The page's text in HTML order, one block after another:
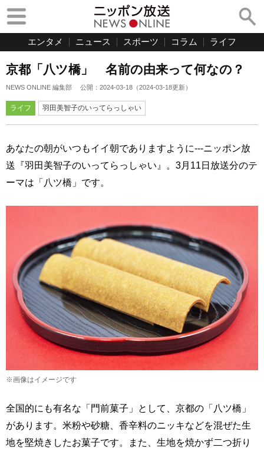
エンタメ ニュース スポーツ コラム ライフ
京都「八ツ橋」 名前の由来って何なの？
NEWS ONLINE 編集部 公開： 2024-03-18 （2024-03-18更新）
ライフ 羽田美智子のいってらっしゃい
あなたの朝がいつもイイ朝でありますように---ニッポン放
送『羽田美智子のいってらっしゃい』。3月11日放送分のテ
ーマは「八ツ橋」です。
※画像はイメージです
全国的にも有名な「門前菓子」として、京都の「八ツ橋」
があります。米粉や砂糖、香辛料のニッキなどを混ぜた生
地を堅焼きしたお菓子です。また、生地を焼かず二つ折り